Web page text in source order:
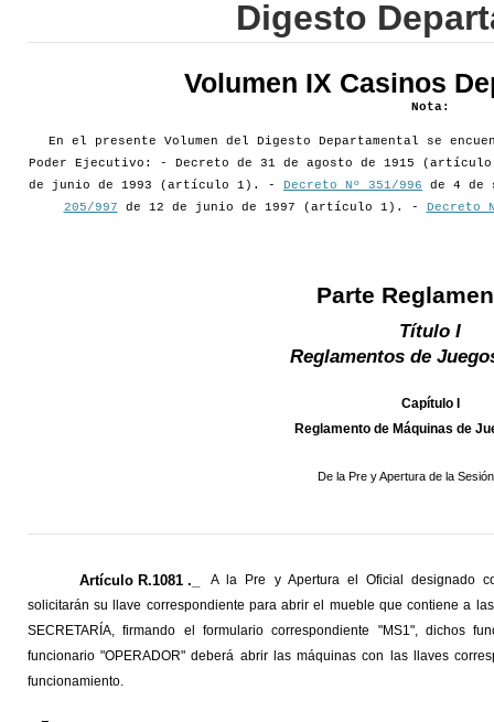
Digesto
Volumen IX Casinos
Nota:
En el presente Volumen del Digesto Departamental se
Poder Ejecutivo: - Decreto de 31 de agosto de 1915
de junio de 1993 (artículo 1). -
Decreto Nº 351/996 de 4 de
205/997 de 12 de junio de 1997 (artículo 1). - Decreto
Parte
Título I
Reglamentos de
Capítulo I
Reglamento de Máquinas de
De la Pre y Apertura de la
Artículo R.1081 ._
A la Pre y Apertura el Oficial designado
solicitarán su llave correspondiente para abrir el mueble que contiene a
SECRETARÍA, firmando el formulario correspondiente "MS1", dichos
funcionario "OPERADOR" deberá abrir las máquinas con las llaves
funcionamiento.